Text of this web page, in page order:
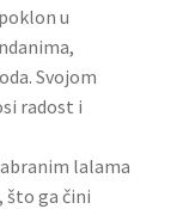
u
Svojom
radost i
lalama
što ga čini